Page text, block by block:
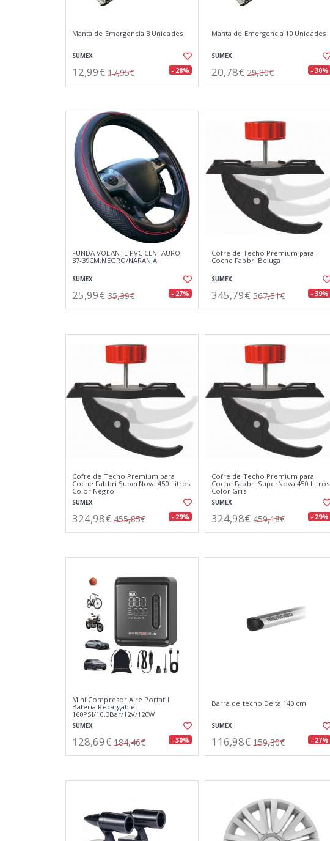
Manta de Emergencia 3 Unidades
SUMEX
12,99€ 17,95€ - 28%
Manta de Emergencia 10 Unidades
SUMEX
20,78€ 29,80€ - 30%
FUNDA VOLANTE PVC CENTAURO
37-39CM.NEGRO/NARANJA
SUMEX
25,99€ 35,39€ - 27%
Cofre de Techo Premium para
Coche Fabbri Beluga
SUMEX
345,79€ 567,51€ - 39%
Cofre de Techo Premium para
Coche Fabbri SuperNova 450 Litros
Color Negro
SUMEX
324,98€ 455,85€ - 29%
Cofre de Techo Premium para
Coche Fabbri SuperNova 450 Litros
Color Gris
SUMEX
324,98€ 459,18€ - 29%
Mini Compresor Aire Portatil
Bateria Recargable
160PSI/10,3Bar/12V/120W
Iluminación LED de Emergencia y 5
Modos de Inflado
SUMEX
128,69€ 184,46€ - 30%
Barra de techo Delta 140 cm
SUMEX
116,98€ 159,30€ - 27%